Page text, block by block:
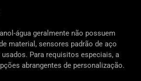
água geralmente não possuem
material, sensores padrão de aço
Para requisitos especiais, a
abrangentes de personalização.